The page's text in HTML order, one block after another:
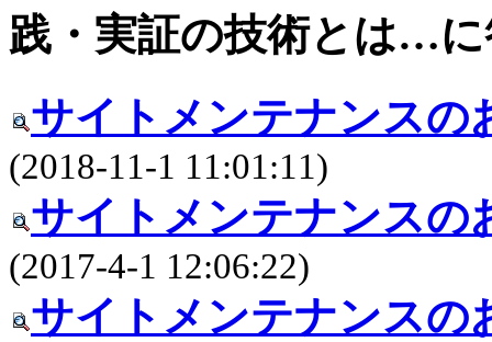
践・実証の技術とは…
サイトメンテナンスの
(2018-11-1 11:01:11)
サイトメンテナンスの
(2017-4-1 12:06:22)
サイトメンテナンスの